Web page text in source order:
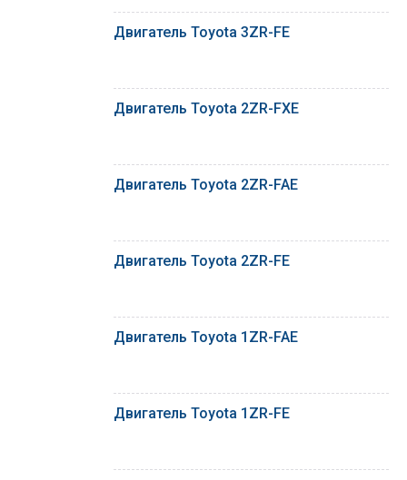
Двигатель Toyota 3ZR-FE
Двигатель Toyota 2ZR-FXE
Двигатель Toyota 2ZR-FAE
Двигатель Toyota 2ZR-FE
Двигатель Toyota 1ZR-FAE
Двигатель Toyota 1ZR-FE